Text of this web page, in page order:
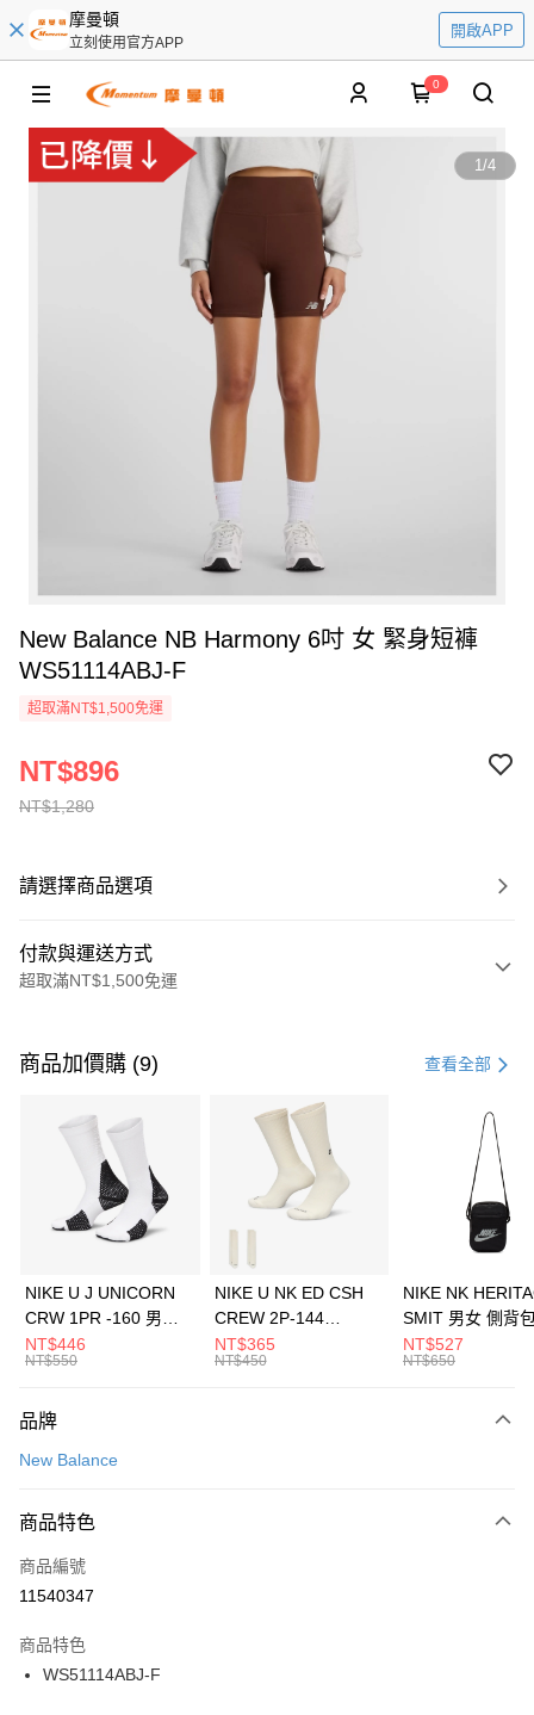
摩曼頓
立刻使用官方APP
開啟APP
0
1/4
New Balance NB Harmony 6吋 女 緊身短褲
WS51114ABJ-F
超取滿NT$1,500免運
NT$1,280
NT$896
請選擇商品選項
付款與運送方式
超取滿NT$1,500免運
信用卡一次付款
3 期 0 利率 每期 21家銀行
合作金庫商業銀行
第一商業銀行
華南商業銀行
彰化商業銀行
上海商業儲蓄銀行
元大商業銀行
台灣樂天信用卡公司
Apple Pay
全盈+PAY
AFTEE先享後付
【關於「AFTEE先享後付」】
便利好安心！
３．安心：先確認商品／服務後，再付款。
【「AFTEE先享後付」結帳流程】
１．於結帳方式選擇「AFTEE先享後付」後，將跳轉至「AFTEE先享後付」
２．訂單成立數日內，您將收到繳費通知簡訊。
３．收到繳費通知簡訊後14天內，點擊此簡訊中的連結，可透過四大超商／
ATM／網路銀行／等多元方式進行付款，方視為交易完成。
運送方式
每筆NT$100，滿NT$1,500(含以上)免運費
宅配
每筆NT$100，滿NT$1,500(含以上)免運費
付款後門市自取
每筆NT$100，滿NT$1,500(含以上)免運費
商品加價購 (9) 查看全部
NIKE U J UNICORN
CRW 1PR -160 男女
中統襪 FZ3393100
NT$446
NT$550
NIKE U NK ED CSH
CREW 2P-144
EMBRDY 男女 短統襪
FZ3073133
NT$365
NT$450
NIKE NK
SMIT 男女 側背
BA5871010
NT$527
NT$650
品牌
New Balance
商品特色
商品編號
11540347
商品特色
WS51114ABJ-F